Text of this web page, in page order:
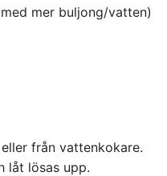
mer buljong/vatten)
från vattenkokare.
låt lösas upp.